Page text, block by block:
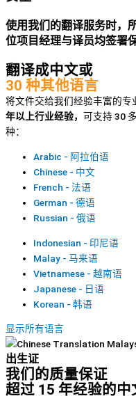
使用我们的翻译服务时，
位项目经理与译员均签署
翻译成中文或
30 种其他语言
将文件交给我们经验丰富的
年以上行业经验， 可支持 30
种：
Arabic - 阿拉伯语
Chinese - 中文
French - 法语
German - 德语
Russian - 俄语
Indonesian - 印尼语
Malay - 马来语
Vietnamese - 越南语
Japanese - 日语
Korean - 韩语
显示所有语言
出生证
我们的质量保证
超过 15 年经验的中